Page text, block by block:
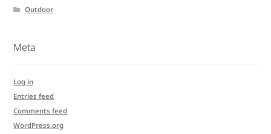
Outdoor
Meta
Log in
Entries feed
Comments feed
WordPress.org